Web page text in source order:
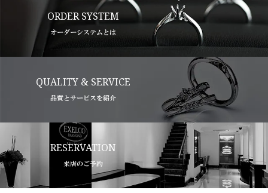
ORDER SYSTEM
オーダーシステムとは
QUALITY & SERVICE
品質とサービスを紹介
RESERVATION
来店のご予約